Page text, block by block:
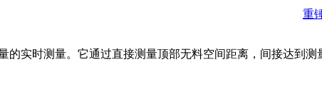
重
实时测量。它通过直接测量顶部无料空间距离，间接达到